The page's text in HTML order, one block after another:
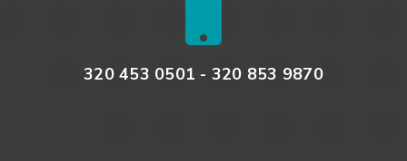
320 453 0501 - 320 853 9870